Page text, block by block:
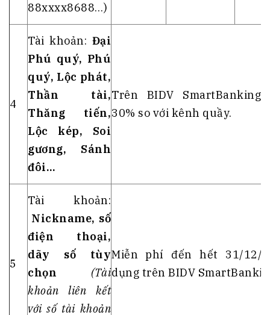
88xxxx8688…)
4
Tài khoản: Đại
Phú quý, Phú
quý, Lộc phát,
Thần tài,
Thăng tiến,
Lộc kép, Soi
gương, Sánh
đôi…
Trên BIDV
30% so với kênh quầy.
5
Tài khoản:
Nickname, số
điện thoại,
dãy số tùy
chọn
(Tài
khoản liên kết
với số tài khoản
Miễn phí đến hết 31/12/
dụng trên BIDV